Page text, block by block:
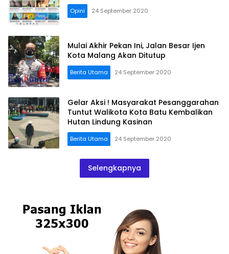
Opini 24 September 2020
Mulai Akhir Pekan Ini, Jalan Besar Ijen
Kota Malang Akan Ditutup
Berita Utama 24 September 2020
Gelar Aksi ! Masyarakat Pesanggarahan
Tuntut Walikota Kota Batu Kembalikan
Hutan Lindung Kasinan
Berita Utama 24 September 2020
Selengkapnya